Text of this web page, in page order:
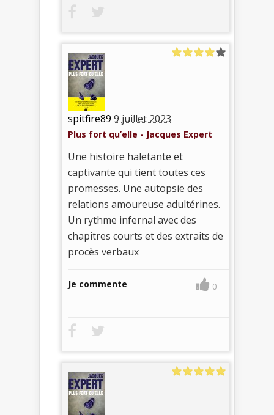
spitfire89 9 juillet 2023
Plus fort qu’elle - Jacques Expert
Une histoire haletante et
captivante qui tient toutes ces
promesses. Une autopsie des
relations amoureuse adultérines.
Un rythme infernal avec des
chapitres courts et des extraits de
procès verbaux
Je commente 0